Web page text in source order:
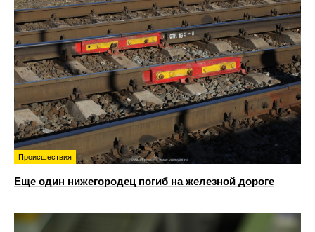
Происшествия
Еще один нижегородец погиб на железной дороге